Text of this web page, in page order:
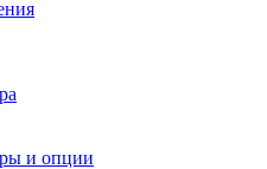
и опции